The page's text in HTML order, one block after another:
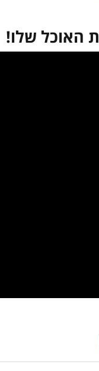
האוכל שלו!